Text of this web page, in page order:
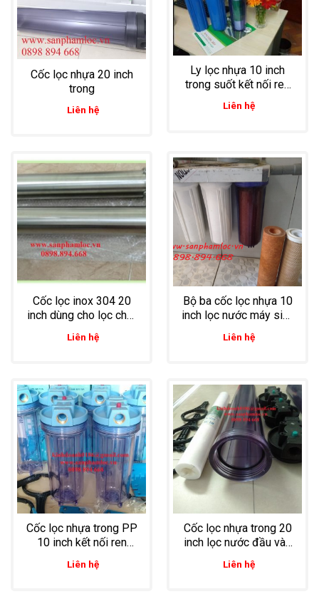
Cốc lọc nhựa 20 inch
trong
Liên hệ
Ly lọc nhựa 10 inch
trong suốt kết nối ren
trong 21mm
Liên hệ
Cốc lọc inox 304 20
inch dùng cho lọc chất
Liên hệ
Bộ ba cốc lọc nhựa 10
inch lọc nước máy sinh
Liên hệ
Cốc lọc nhựa trong PP
10 inch kết nối ren
27mm có nút xã khí
Liên hệ
Cốc lọc nhựa trong 20
inch lọc nước đầu vào
cho gia đình, lọc nước
giếng
Liên hệ